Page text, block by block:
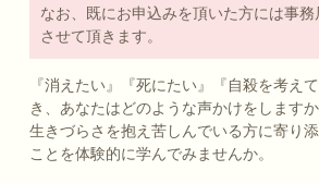
なお、既にお申込みを頂いた方には事
させて頂きます。
『消えたい』『死にたい』『自殺を考え
き、あなたはどのような声かけをしますか
生きづらさを抱え苦しんでいる方に寄り
ことを体験的に学んでみませんか。